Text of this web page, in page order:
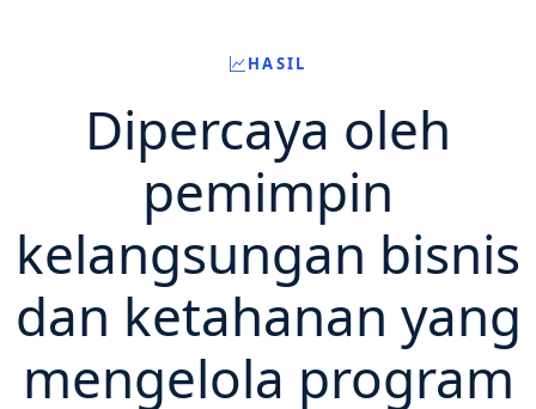
HASIL
Dipercaya oleh
pemimpin
kelangsungan bisnis
dan ketahanan yang
mengelola program